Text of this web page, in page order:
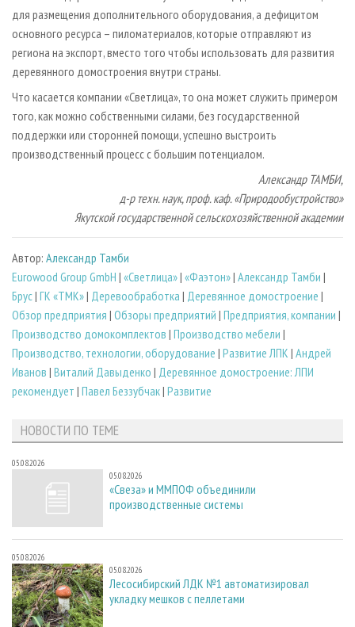
для размещения дополнительного оборудования, а дефицитом
основного ресурса – пиломатериалов, которые отправляют из
региона на экспорт, вместо того чтобы использовать для развития
деревянного домостроения внутри страны.
Что касается компании «Светлица», то она может служить примером
того, как можно собственными силами, без государственной
поддержки или сторонней помощи, успешно выстроить
производственный процесс с большим потенциалом.
Александр ТАМБИ,
д-р техн. наук, проф. каф. «Природообустройство»
Якутской государственной сельскохозяйственной академии
Автор: Александр Тамби
Eurowood Group GmbH | «Светлица»| «Фаэтон»| Александр Тамби |
Брус| ГК «ТМК»| Деревообработка | Деревянное домостроение |
Обзор предприятия | Обзоры предприятий | Предприятия, компании |
Производство домокомплектов | Производство мебели |
Производство, технологии, оборудование | Развитие ЛПК | Андрей
Иванов | Виталий Давыденко | Деревянное домостроение: ЛПИ
рекомендует | Павел Беззубчак| Развитие
НОВОСТИ ПО ТЕМЕ
05.08.2026
05.08.2026
«Свеза» и ММПОФ объединили
производственные системы
05.08.2026
05.08.2026
Лесосибирский ЛДК №1 автоматизировал
укладку мешков с пеллетами